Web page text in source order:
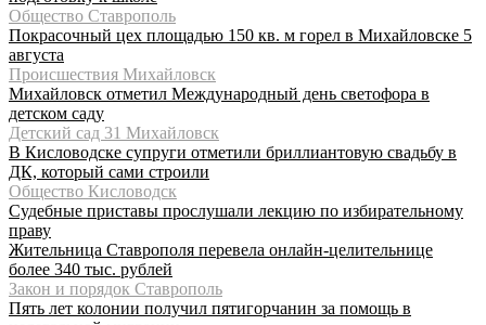
Общество Ставрополь
Покрасочный цех площадью 150 кв. м горел в Михайловске 5
августа
Происшествия Михайловск
Михайловск отметил Международный день светофора в
детском саду
Детский сад 31 Михайловск
В Кисловодске супруги отметили бриллиантовую свадьбу в
ДК, который сами строили
Общество Кисловодск
Судебные приставы прослушали лекцию по избирательному
праву
Жительница Ставрополя перевела онлайн-целительнице
более 340 тыс. рублей
Закон и порядок Ставрополь
Пять лет колонии получил пятигорчанин за помощь в